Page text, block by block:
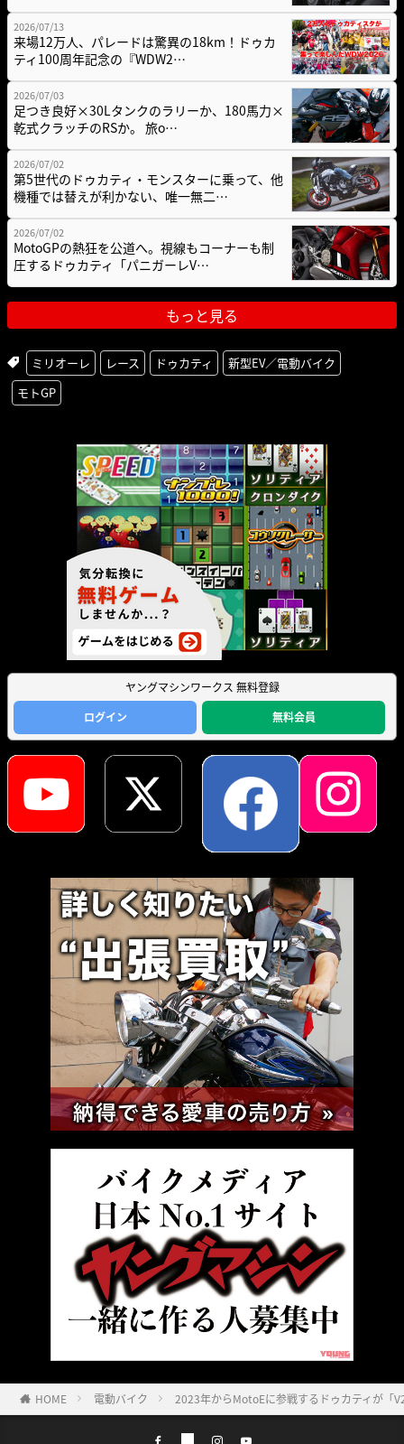
2026/07/13
来場12万人、パレードは驚異の18km！ドゥカ
ティ100周年記念の『WDW2…
2026/07/03
足つき良好×30Lタンクのラリーか、180馬力×
乾式クラッチのRSか。 旅o…
2026/07/02
第5世代のドゥカティ・モンスターに乗って、他
機種では替えが利かない、唯一無二…
2026/07/02
MotoGPの熱狂を公道へ。視線もコーナーも制
圧するドゥカティ「パニガーレV…
もっと見る
ミリオーレ レース ドゥカティ
新型EV／電動バイク
モトGP
ヤングマシンワークス 無料登録
ログイン
無料会員
HOME 電動バイク 2023年からMotoEに参戦するドゥカティが「